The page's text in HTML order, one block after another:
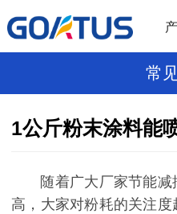
常
1公斤粉末涂料能
随着广大厂家节能
高，大家对粉耗的关注